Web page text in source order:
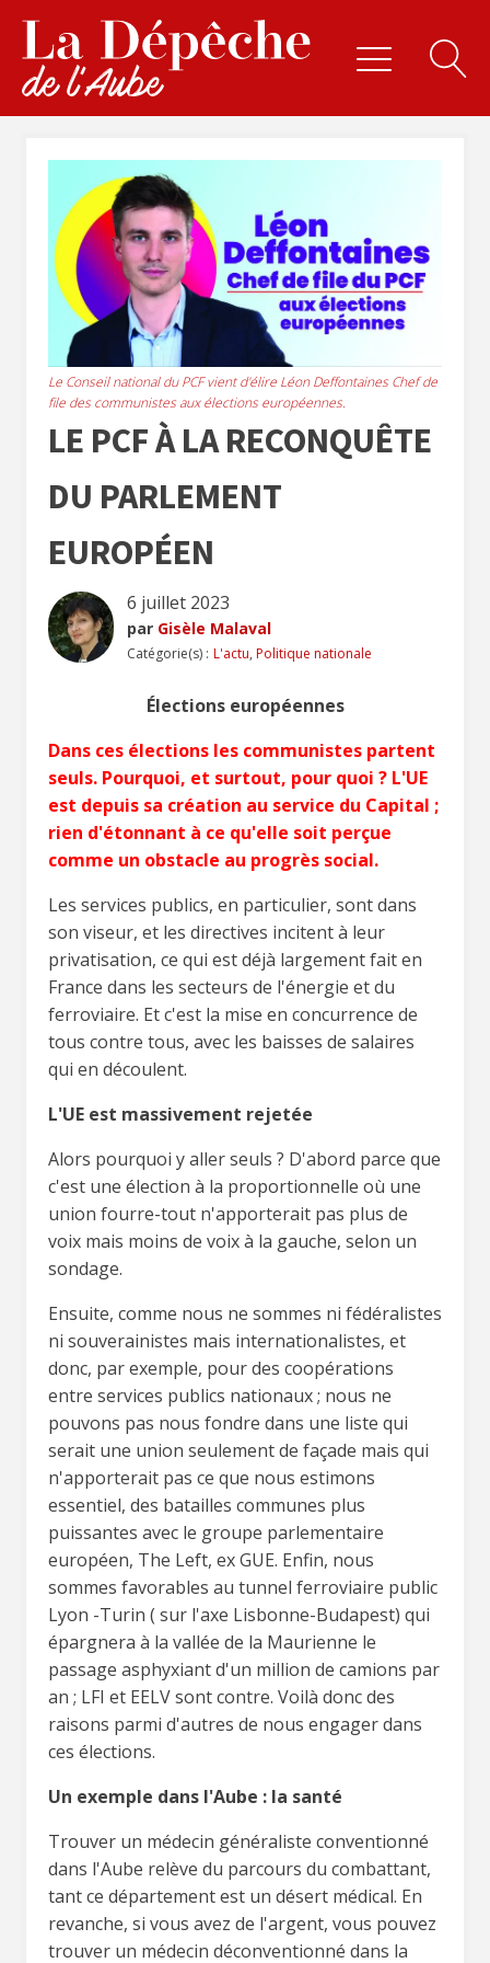
Le Conseil national du PCF vient d'élire Léon Deffontaines Chef de
file des communistes aux élections européennes.
LE PCF À LA RECONQUÊTE
DU PARLEMENT
EUROPÉEN
6 juillet 2023
par Gisèle Malaval
Catégorie(s) : L'actu, Politique nationale
Élections européennes
Dans ces élections les communistes partent
seuls. Pourquoi, et surtout, pour quoi ? L'UE
est depuis sa création au service du Capital ;
rien d'étonnant à ce qu'elle soit perçue
comme un obstacle au progrès social.
Les services publics, en particulier, sont dans
son viseur, et les directives incitent à leur
privatisation, ce qui est déjà largement fait en
France dans les secteurs de l'énergie et du
ferroviaire. Et c'est la mise en concurrence de
tous contre tous, avec les baisses de salaires
qui en découlent.
L'UE est massivement rejetée
Alors pourquoi y aller seuls ? D'abord parce que
c'est une élection à la proportionnelle où une
union fourre-tout n'apporterait pas plus de
voix mais moins de voix à la gauche, selon un
sondage.
Ensuite, comme nous ne sommes ni fédéralistes
ni souverainistes mais internationalistes, et
donc, par exemple, pour des coopérations
entre services publics nationaux ; nous ne
pouvons pas nous fondre dans une liste qui
serait une union seulement de façade mais qui
n'apporterait pas ce que nous estimons
essentiel, des batailles communes plus
puissantes avec le groupe parlementaire
européen, The Left, ex GUE. Enfin, nous
sommes favorables au tunnel ferroviaire public
Lyon -Turin ( sur l'axe Lisbonne-Budapest) qui
épargnera à la vallée de la Maurienne le
passage asphyxiant d'un million de camions par
an ; LFI et EELV sont contre. Voilà donc des
raisons parmi d'autres de nous engager dans
ces élections.
Un exemple dans l'Aube : la santé
Trouver un médecin généraliste conventionné
dans l'Aube relève du parcours du combattant,
tant ce département est un désert médical. En
revanche, si vous avez de l'argent, vous pouvez
trouver un médecin déconventionné dans la